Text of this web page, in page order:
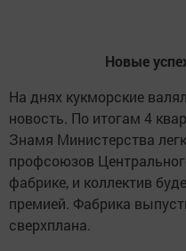
Новые
На днях кукморские
новость. По итогам 4
Знамя Министерства
профсоюзов
фабрике, и коллектив
премией. Фабрика
сверхплана.